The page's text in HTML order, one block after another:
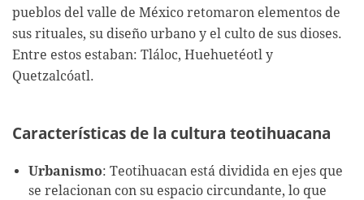
pueblos del valle de México retomaron elementos de
sus rituales, su diseño urbano y el culto de sus dioses.
Entre estos estaban: Tláloc, Huehuetéotl y
Quetzalcóatl.
Características de la cultura teotihuacana
Urbanismo: Teotihuacan está dividida en ejes que
se relacionan con su espacio circundante, lo que